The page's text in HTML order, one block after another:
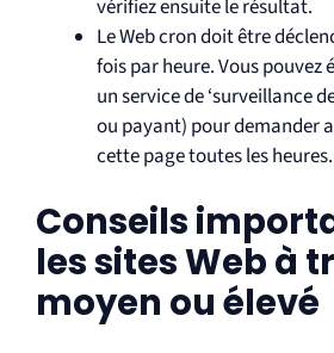
vérifiez ensuite le résultat.
Le Web cron doit être
fois par heure. Vous
un service de ‘surveillance
ou payant) pour demander
cette page toutes les heures.
Conseils
les sites Web à
moyen ou élevé